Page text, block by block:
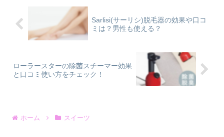
Sarlisi(サーリシ)脱毛器の効果や口コ
ミは？男性も使える？
ローラースターの除菌スチーマー効果
と口コミ使い方をチェック！
ホーム スイーツ